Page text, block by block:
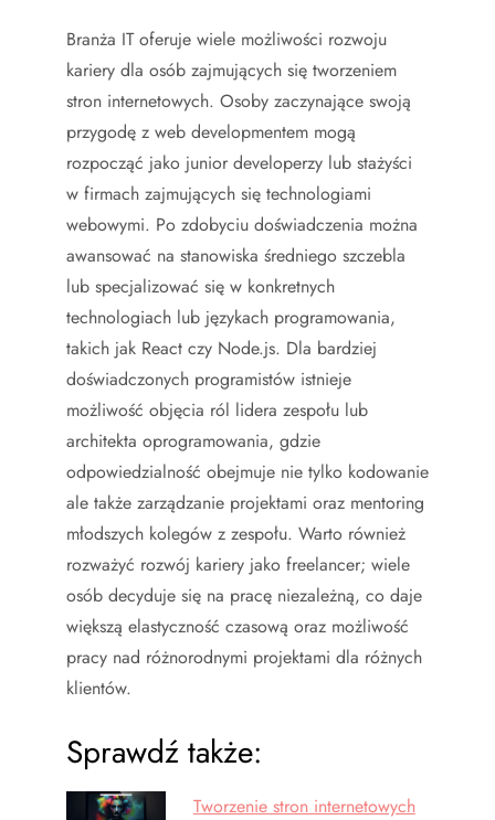
Branża IT oferuje wiele możliwości rozwoju
kariery dla osób zajmujących się tworzeniem
stron internetowych. Osoby zaczynające swoją
przygodę z web developmentem mogą
rozpocząć jako junior developerzy lub stażyści
w firmach zajmujących się technologiami
webowymi. Po zdobyciu doświadczenia można
awansować na stanowiska średniego szczebla
lub specjalizować się w konkretnych
technologiach lub językach programowania,
takich jak React czy Node.js. Dla bardziej
doświadczonych programistów istnieje
możliwość objęcia ról lidera zespołu lub
architekta oprogramowania, gdzie
odpowiedzialność obejmuje nie tylko kodowanie
ale także zarządzanie projektami oraz mentoring
młodszych kolegów z zespołu. Warto również
rozważyć rozwój kariery jako freelancer; wiele
osób decyduje się na pracę niezależną, co daje
większą elastyczność czasową oraz możliwość
pracy nad różnorodnymi projektami dla różnych
klientów.
Sprawdź także:
Tworzenie stron internetowych